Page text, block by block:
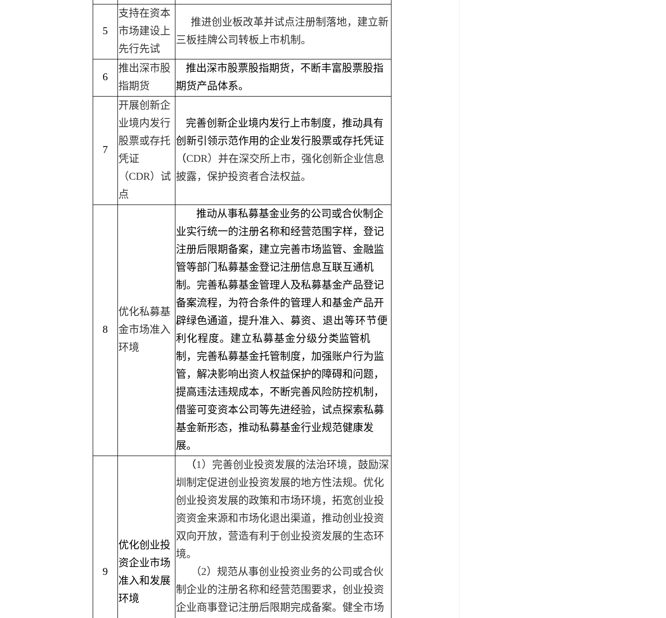
5
支持在资本
市场建设上
先行先试
推进创业板改革并试点注册制落地，建立新
三板挂牌公司转板上市机制。
6
推出深市股
指期货
推出深市股票股指期货，不断丰富股票股指
期货产品体系。
7
开展创新企
业境内发行
股票或存托
凭证
（CDR）试
点
完善创新企业境内发行上市制度，推动具有
创新引领示范作用的企业发行股票或存托凭证
（CDR）并在深交所上市，强化创新企业信息
披露，保护投资者合法权益。
8
优化私募基
金市场准入
环境
推动从事私募基金业务的公司或合伙制企
业实行统一的注册名称和经营范围字样，登记
注册后限期备案，建立完善市场监管、金融监
管等部门私募基金登记注册信息互联互通机
制。完善私募基金管理人及私募基金产品登记
备案流程，为符合条件的管理人和基金产品开
辟绿色通道，提升准入、募资、退出等环节便
利化程度。建立私募基金分级分类监管机
制，完善私募基金托管制度，加强账户行为监
管，解决影响出资人权益保护的障碍和问题，
提高违法违规成本，不断完善风险防控机制，
借鉴可变资本公司等先进经验，试点探索私募
基金新形态，推动私募基金行业规范健康发
展。
9
优化创业投
资企业市场
准入和发展
环境
（1）完善创业投资发展的法治环境，鼓励深
圳制定促进创业投资发展的地方性法规。优化
创业投资发展的政策和市场环境，拓宽创业投
资资金来源和市场化退出渠道，推动创业投资
双向开放，营造有利于创业投资发展的生态环
境。
（2）规范从事创业投资业务的公司或合伙
制企业的注册名称和经营范围要求，创业投资
企业商事登记注册后限期完成备案。健全市场